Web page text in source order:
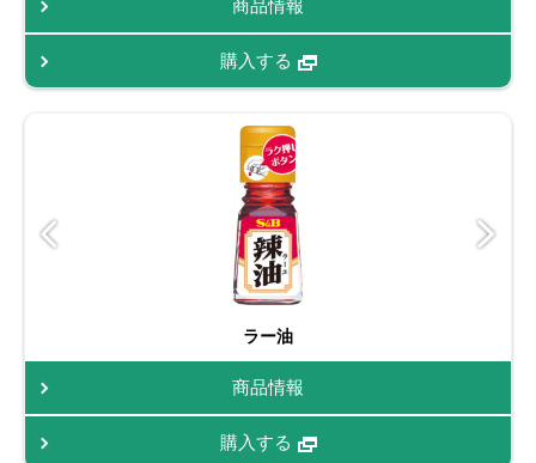
商品情報
購入する
ラー油
商品情報
購入する